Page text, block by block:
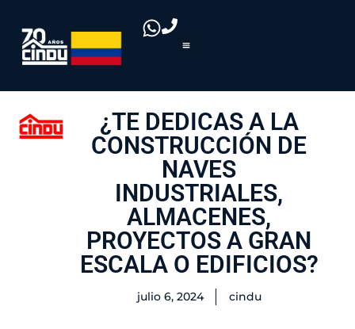
¿TE DEDICAS A LA
CONSTRUCCIÓN DE
NAVES
INDUSTRIALES,
ALMACENES,
PROYECTOS A GRAN
ESCALA O EDIFICIOS?
julio 6, 2024 cindu